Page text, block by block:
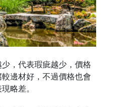
，代表瑕疵越少，價格
邊材好，不過價格也會
略差。